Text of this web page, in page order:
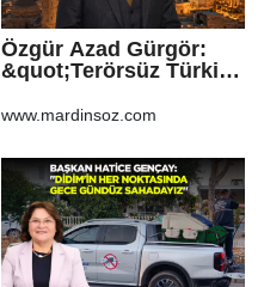
Özgür Azad Gürgör:
&quot;Terörsüz Türkiye
Turizmi İçin Yeni Bir
Başlangıcıdır&quot;
www.mardinsoz.com